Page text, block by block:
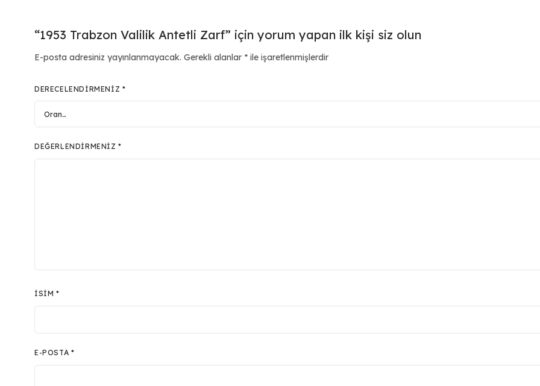
“1953 Trabzon Valilik Antetli Zarf” için yorum yapan ilk kişi siz olun
E-posta adresiniz yayınlanmayacak. Gerekli alanlar * ile işaretlenmişlerdir
DERECELENDIRMENIZ *
DEĞERLENDIRMENIZ*
İSIM*
E-POSTA *